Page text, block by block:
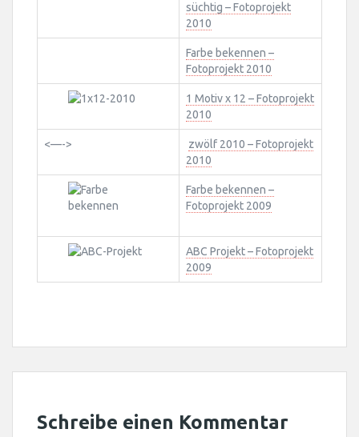
süchtig – Fotoprojekt
2010
Farbe bekennen –
Fotoprojekt 2010
1 Motiv x 12 – Fotoprojekt
2010
<—->
zwölf 2010 – Fotoprojekt
2010
Farbe bekennen –
Fotoprojekt 2009
ABC Projekt – Fotoprojekt
2009
Schreibe einen Kommentar